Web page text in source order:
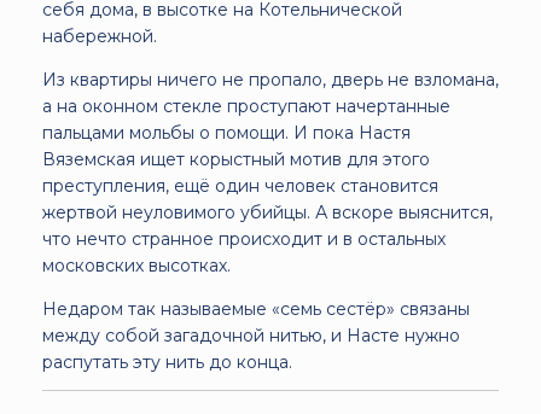
себя дома, в высотке на Котельнической
набережной.
Из квартиры ничего не пропало, дверь не взломана,
а на оконном стекле проступают начертанные
пальцами мольбы о помощи. И пока Настя
Вяземская ищет корыстный мотив для этого
преступления, ещё один человек становится
жертвой неуловимого убийцы. А вскоре выяснится,
что нечто странное происходит и в остальных
московских высотках.
Недаром так называемые «семь сестёр» связаны
между собой загадочной нитью, и Насте нужно
распутать эту нить до конца.